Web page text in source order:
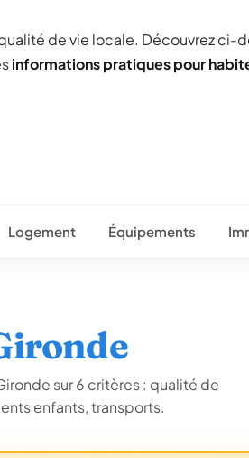
de vie locale. Découvrez ci-
informations pratiques pour
Logement Équipements
sur 6 critères : qualité de
enfants, transports.